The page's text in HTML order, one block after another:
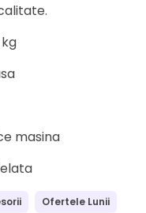
masina
Ofertele Lunii